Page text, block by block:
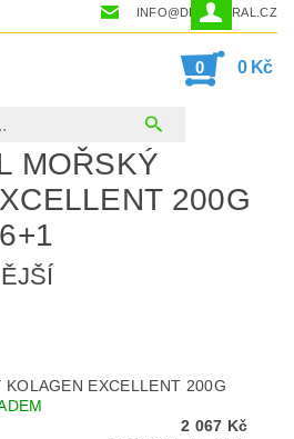
INFO@DRNATURAL.CZ
0 0 Kč
MOŘSKÝ
200G
KOLAGEN EXCELLENT 200G
2 067 Kč